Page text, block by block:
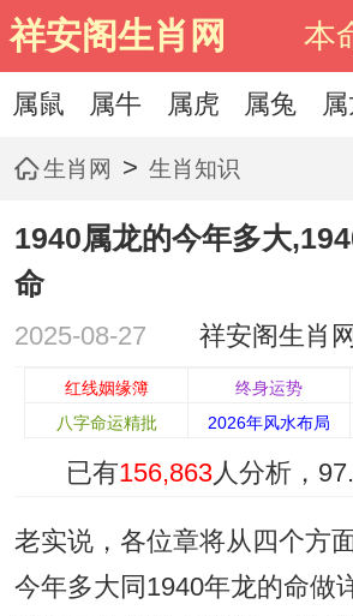
祥安阁生肖网 本
属鼠 属牛 属虎 属兔
生肖网 > 生肖知识
1940属龙的今年多大
命
2025-08-27 祥安阁生肖网
红线姻缘簿 终身运势
八字命运精批
2026年风水布局
已有156,863人分析，
老实说，各位章将从四个方
今年多大同1940年龙的命做